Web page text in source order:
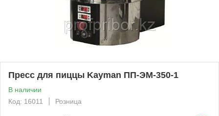
Пресс для пиццы Kayman ПП-ЭМ-350-1
В наличии
Код: 16011
Розница